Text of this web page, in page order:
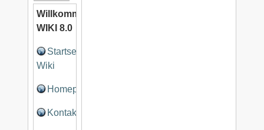
Willkommen
WIKI 8.0
Startseite
Wiki
Homepage
Kontakt